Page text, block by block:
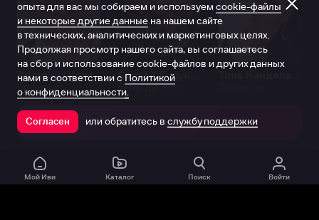
Виталий Шляппо
Продюсер Актёр дубляжа
Открыть в приложении
Мой Иви Каталог Поиск Войти
опыта для вас мы собираем и используем cookie-файлы
и некоторые другие данные на нашем сайте
в технических, аналитических и маркетинговых целях.
Продолжая просмотр нашего сайта, вы соглашаетесь
на сбор и использование cookie-файлов и других данных
нами в соответствии с Политикой
о конфиденциальности.
Согласен или обратитесь в службу поддержки